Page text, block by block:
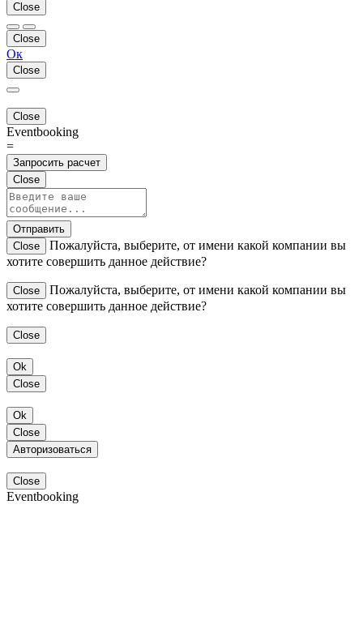
Close
Close
Ок
Close
Close
Eventbooking
=
Запросить расчет
Close
Отправить
Close
Пожалуйста, выберите, от имени какой компании вы
хотите совершить данное действие?
Close
Пожалуйста, выберите, от имени какой компании вы
хотите совершить данное действие?
Close
Ok
Close
Ok
Close
Авторизоваться
Close
Eventbooking